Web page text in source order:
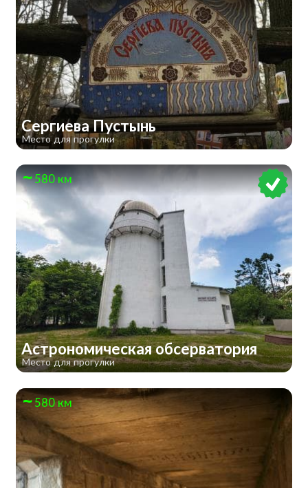
Сергиева Пустынь
Место для прогулки
580 км
Астрономическая обсерватория
Место для прогулки
580 км